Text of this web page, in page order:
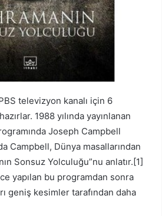
televizyon kanalı için 6
1988 yılında yayınlanan
Joseph Campbell
Campbell, Dünya masallarından
Sonsuz Yolculuğu”nu anlatır.[1]
yapılan bu programdan sonra
geniş kesimler tarafından daha